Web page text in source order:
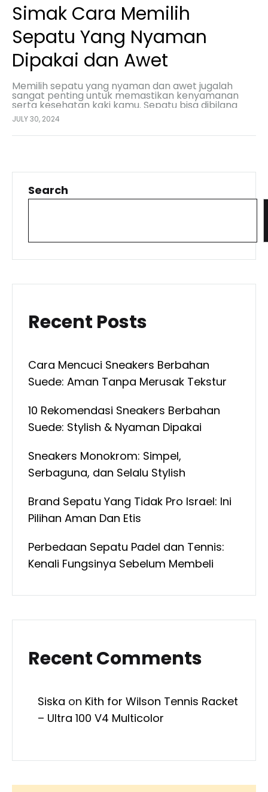
Simak Cara Memilih
Sepatu Yang Nyaman
Dipakai dan Awet
Memilih sepatu yang nyaman dan awet jugalah
sangat penting untuk memastikan kenyamanan
serta kesehatan kaki kamu. Sepatu bisa dibilang
baik tidak hanya karena mendukung aktivitas
sehari-hari tetapi juga dapat mencegah…
JULY 30, 2024
Search
Recent Posts
Cara Mencuci Sneakers Berbahan
Suede: Aman Tanpa Merusak Tekstur
10 Rekomendasi Sneakers Berbahan
Suede: Stylish & Nyaman Dipakai
Sneakers Monokrom: Simpel,
Serbaguna, dan Selalu Stylish
Brand Sepatu Yang Tidak Pro Israel: Ini
Pilihan Aman Dan Etis
Perbedaan Sepatu Padel dan Tennis:
Kenali Fungsinya Sebelum Membeli
Recent Comments
Siska on Kith for Wilson Tennis Racket
– Ultra 100 V4 Multicolor